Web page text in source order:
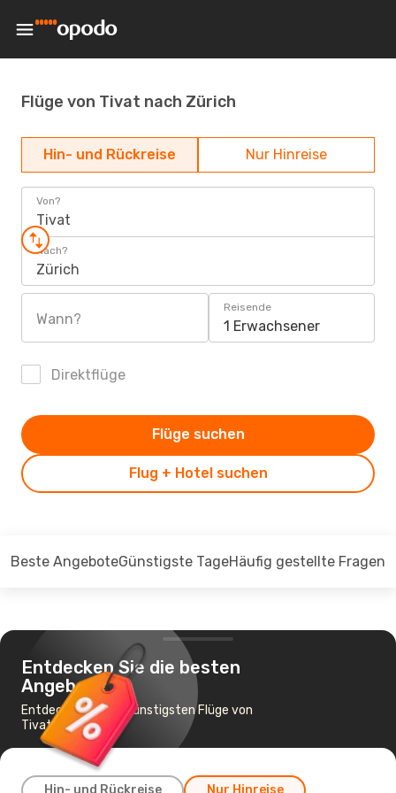
Flüge von Tivat nach Zürich
Hin- und Rückreise Nur Hinreise
Von?
Tivat
Nach?
Zürich
Wann?
Reisende
1 Erwachsener
Direktflüge
Flug + Hotel suchen
Flüge suchen
Beste AngeboteGünstigste TageHäufig gestellte Fragen
Entdecken Sie die besten
Angebote
Entdecken Sie die günstigsten Flüge von
Tivat nach Zürich
Hin- und Rückreise Nur Hinreise